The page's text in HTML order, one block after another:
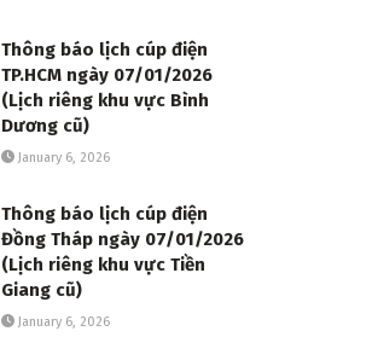
Thông báo lịch cúp điện
TP.HCM ngày 07/01/2026
(Lịch riêng khu vực Bình
Dương cũ)
January 6, 2026
Thông báo lịch cúp điện
Đồng Tháp ngày 07/01/2026
(Lịch riêng khu vực Tiền
Giang cũ)
January 6, 2026